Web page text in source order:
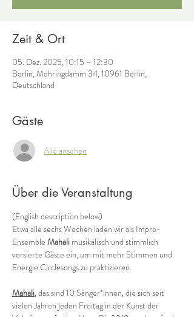
Zeit & Ort
05. Dez. 2025, 10:15 – 12:30
Berlin, Mehringdamm 34, 10961 Berlin,
Deutschland
Gäste
Alle ansehen
Über die Veranstaltung
(English description below)
Etwa alle sechs Wochen laden wir als Impro-
Ensemble Mahali musikalisch und stimmlich
versierte Gäste ein, um mit mehr Stimmen und
Energie Circlesongs zu praktizieren.
Mahali, das sind 10 Sänger*innen, die sich seit
vielen Jahren jeden Freitag in der Kunst der